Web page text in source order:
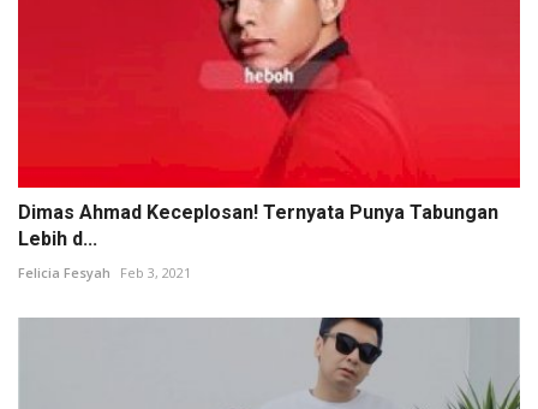
Dimas Ahmad Keceplosan! Ternyata Punya Tabungan
Lebih d...
Felicia Fesyah Feb 3, 2021